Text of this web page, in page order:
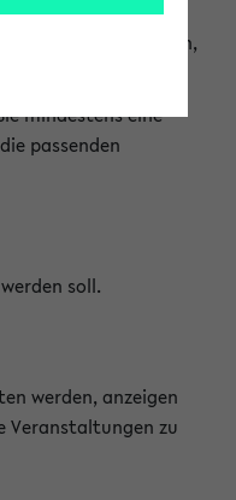
heraussuchen,
mindestens eine
passenden
soll.
werden, anzeigen
Veranstaltungen zu